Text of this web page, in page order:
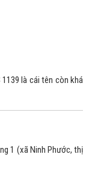
1139 là cái tên còn khá
1 (xã Ninh Phước, thị